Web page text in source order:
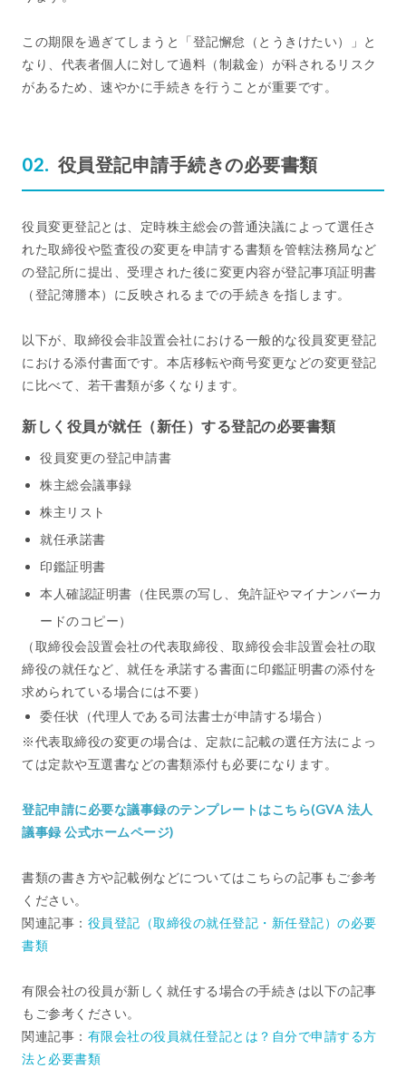
この期限を過ぎてしまうと「登記懈怠（とうきけたい）」と
なり、代表者個人に対して過料（制裁金）が科されるリスク
があるため、速やかに手続きを行うことが重要です。
役員登記申請手続きの必要書類
役員変更登記とは、定時株主総会の普通決議によって選任さ
れた取締役や監査役の変更を申請する書類を管轄法務局など
の登記所に提出、受理された後に変更内容が登記事項証明書
（登記簿謄本）に反映されるまでの手続きを指します。
以下が、取締役会非設置会社における一般的な役員変更登記
における添付書面です。本店移転や商号変更などの変更登記
に比べて、若干書類が多くなります。
新しく役員が就任（新任）する登記の必要書類
役員変更の登記申請書
株主総会議事録
株主リスト
就任承諾書
印鑑証明書
本人確認証明書（住民票の写し、免許証やマイナンバーカ
ードのコピー）
（取締役会設置会社の代表取締役、取締役会非設置会社の取
締役の就任など、就任を承諾する書面に印鑑証明書の添付を
求められている場合には不要）
委任状（代理人である司法書士が申請する場合）
※代表取締役の変更の場合は、定款に記載の選任方法によっ
ては定款や互選書などの書類添付も必要になります。
登記申請に必要な議事録のテンプレートはこちら(GVA 法人
議事録 公式ホームページ)
書類の書き方や記載例などについてはこちらの記事もご参考
ください。
関連記事： 役員登記（取締役の就任登記・新任登記）の必要
書類
有限会社の役員が新しく就任する場合の手続きは以下の記事
もご参考ください。
関連記事： 有限会社の役員就任登記とは？自分で申請する方
法と必要書類